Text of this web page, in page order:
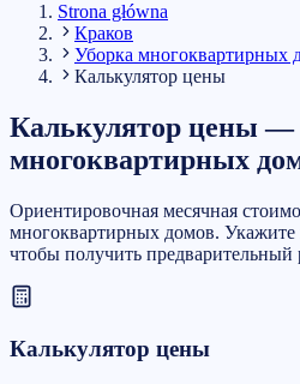
Strona główna
Краков
Уборка многоквартирных
Калькулятор цены
Калькулятор цены —
многоквартирных
Ориентировочная месячная
многоквартирных домов. Укажите
чтобы получить предварительный
Калькулятор цены